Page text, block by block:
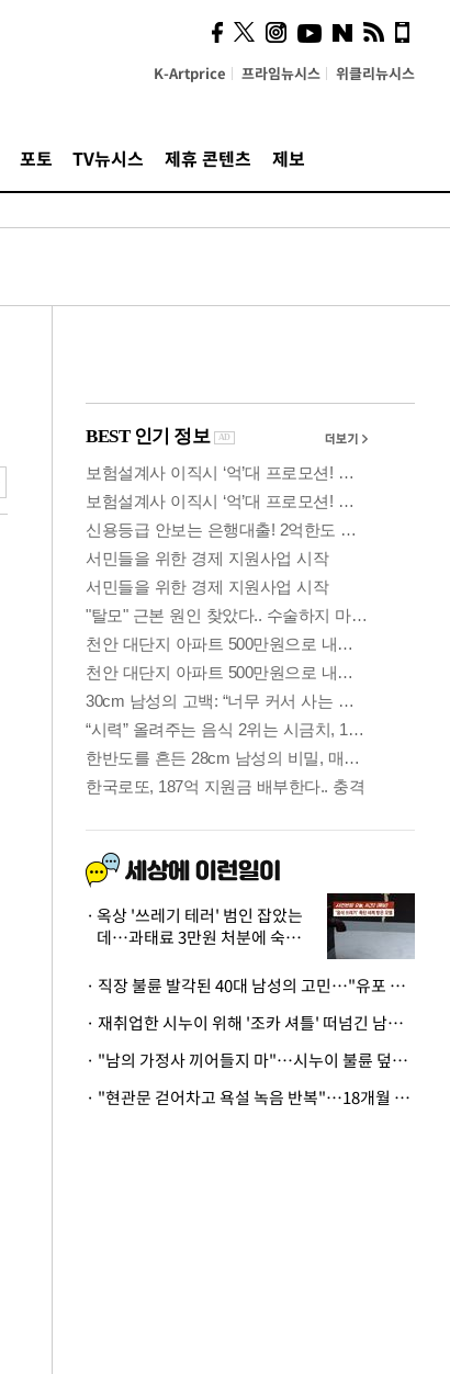
K-Artprice 프라임뉴시스 위클리뉴시스
포토 TV뉴시스 제휴 콘텐츠 제보
시, 스마트폰 액세서리에
NFC 더했다
옥상 '쓰레기 테러' 범인 잡았는
데…과태료 3만원 처분에 숙박업
· 직장 불륜 발각된 40대 남성의 고민…"유포 동료 명예훼손·협박죄 고소 가능할까"
· 재취업한 시누이 위해 '조카 셔틀' 떠넘긴 남편…아내 "난 못한다"
· "남의 가정사 끼어들지 마"…시누이 불륜 덮으려는 남편에 억울한 아내
· "현관문 걷어차고 욕설 녹음 반복"…18개월 아기 키우는 집 뒤흔든 '앞집의 비극'